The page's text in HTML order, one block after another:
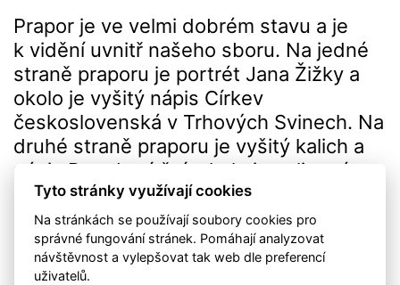
Prapor je ve velmi dobrém stavu a je
k vidění uvnitř našeho sboru. Na jedné
straně praporu je portrét Jana Žižky a
okolo je vyšitý nápis Církev
československá v Trhových Svinech. Na
druhé straně praporu je vyšitý kalich a
nápis Pravda vítězí, okolo jsou lipové
ratolesti.
Tyto stránky využívají cookies
Na stránkách se používají soubory cookies pro
správné fungování stránek. Pomáhají analyzovat
návštěvnost a vylepšovat tak web dle preferencí
uživatelů.